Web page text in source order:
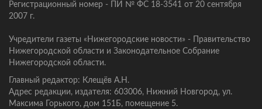
Регистрационный номер - ПИ № ФС 18-3541 от 20 сентября
2007 г.
Учредители газеты «Нижегородские новости» - Правительство
Нижегородской области и Законодательное Собрание
Нижегородской области.
Главный редактор: Клещёв А.Н.
Адрес редакции, издателя: 603006, Нижний Новгород, ул.
Максима Горького, дом 151Б, помещение 5.